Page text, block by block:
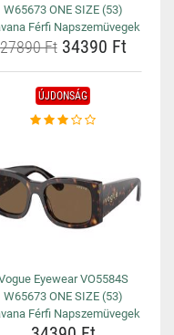
W65673 ONE SIZE (53)
Férfi Napszemüvegek
27890 Ft34390 Ft
ÚJDONSÁG
Eyewear VO5584S
W65673 ONE SIZE (53)
Férfi Napszemüvegek